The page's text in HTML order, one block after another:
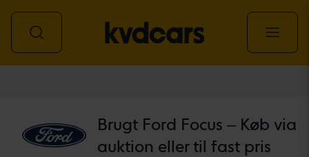
Brugt Ford Focus – Køb via
auktion eller til fast pris